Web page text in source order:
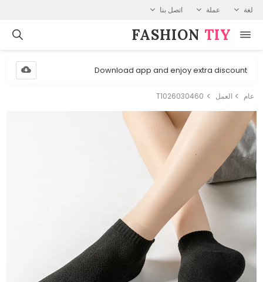
لغة عملة اتصل بنا
FASHION⁠ TIY
Download app and enjoy extra discount
عام العمل T1026030460